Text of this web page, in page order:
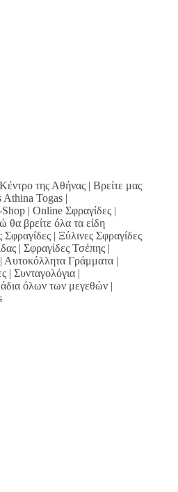
της Αθήνας | Βρείτε μας
Athina Togas |
| Online Σφραγίδες |
βρείτε όλα τα είδη
| Ξύλινες Σφραγίδες
| Σφραγίδες Τσέπης |
Αυτοκόλλητα Γράμματα |
| Συνταγολόγια |
όλων των μεγεθών |